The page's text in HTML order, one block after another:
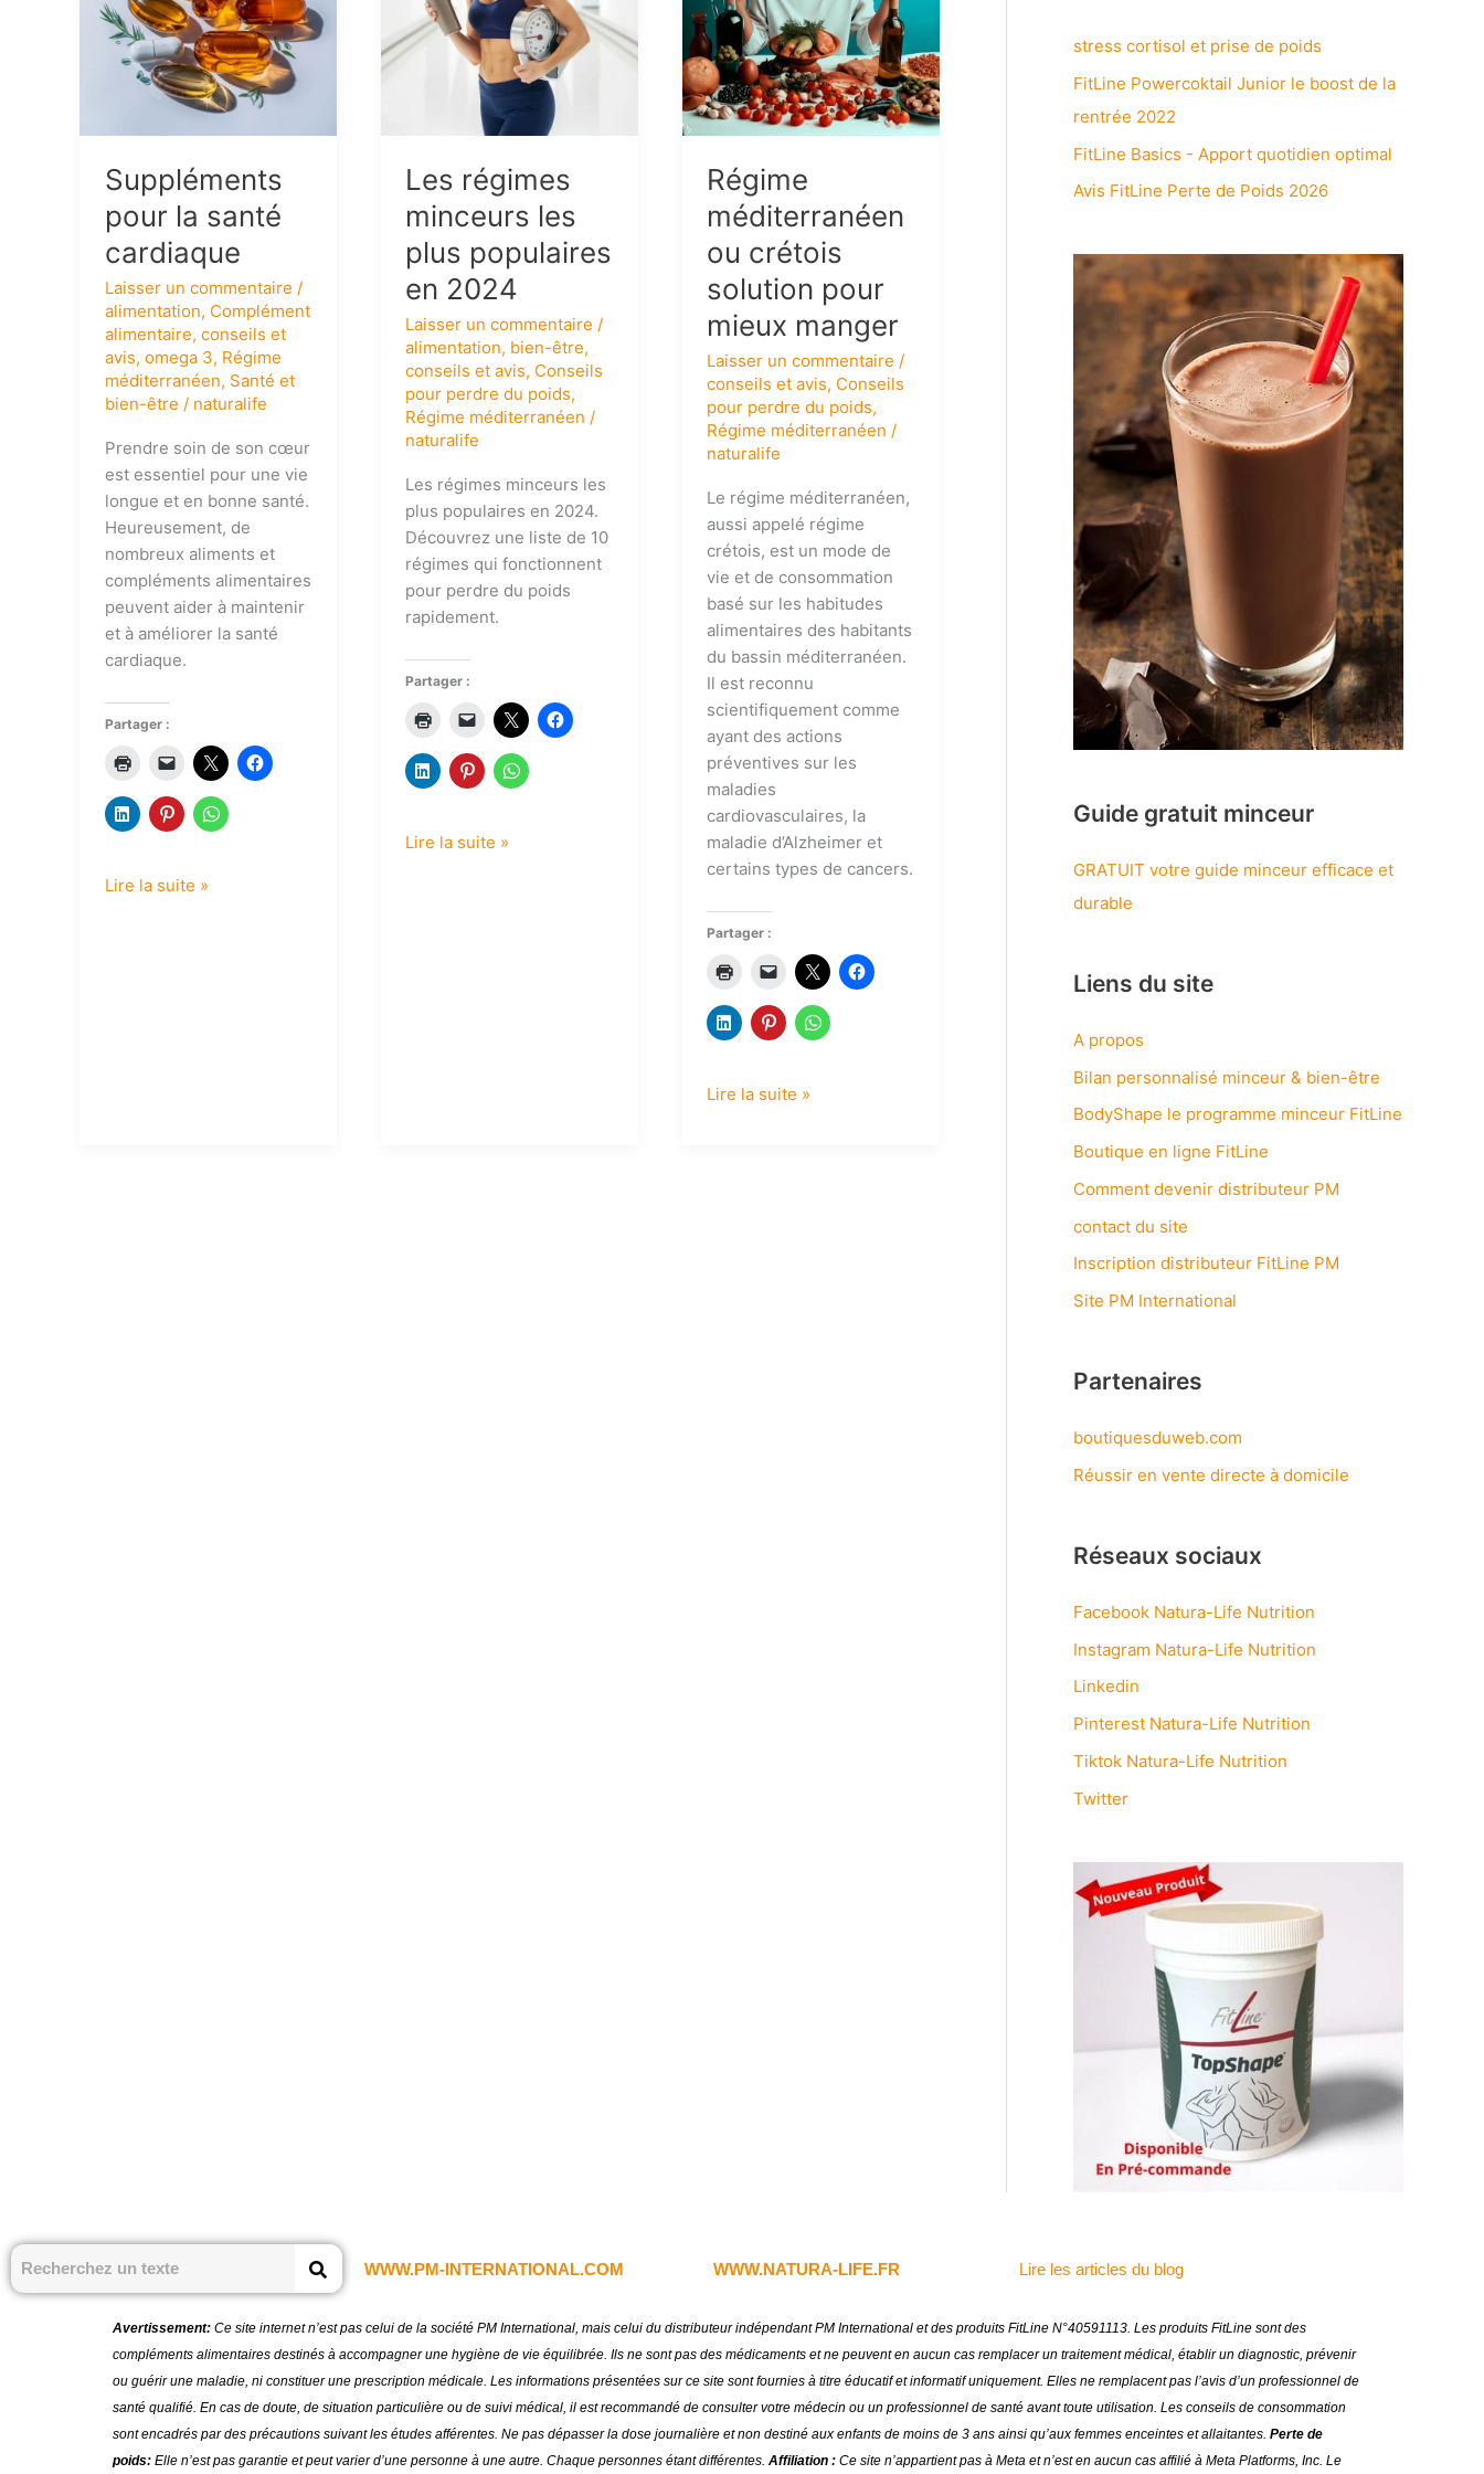
Suppléments
pour la santé
cardiaque
Laisser un commentaire /
alimentation, Complément
alimentaire, conseils et
avis, omega 3, Régime
méditerranéen, Santé et
bien-être / naturalife
Prendre soin de son cœur
est essentiel pour une vie
longue et en bonne santé.
Heureusement, de
nombreux aliments et
compléments alimentaires
peuvent aider à maintenir
et à améliorer la santé
cardiaque.
Partager :
Lire la suite »
Les régimes
minceurs les
plus populaires
en 2024
Laisser un commentaire /
alimentation, bien-être,
conseils et avis, Conseils
pour perdre du poids,
Régime méditerranéen /
naturalife
Les régimes minceurs les
plus populaires en 2024.
Découvrez une liste de 10
régimes qui fonctionnent
pour perdre du poids
rapidement.
Partager :
populaires
en
Lire la suite »
Régime
méditerranéen
ou crétois
solution pour
mieux manger
Laisser un commentaire /
conseils et avis, Conseils
pour perdre du poids,
Régime méditerranéen /
naturalife
Le régime méditerranéen,
aussi appelé régime
crétois, est un mode de
vie et de consommation
basé sur les habitudes
alimentaires des habitants
du bassin méditerranéen.
Il est reconnu
scientifiquement comme
ayant des actions
préventives sur les
maladies
cardiovasculaires, la
maladie d’Alzheimer et
certains types de cancers.
Partager :
pour
mieux
manger
Lire la suite »
stress cortisol et prise de poids
FitLine Powercoktail Junior le boost de la
rentrée 2022
FitLine Basics - Apport quotidien optimal
Avis FitLine Perte de Poids 2026
Guide gratuit minceur
GRATUIT votre guide minceur efficace et
durable
Liens du site
A propos
Bilan personnalisé minceur & bien-être
BodyShape le programme minceur FitLine
Boutique en ligne FitLine
Comment devenir distributeur PM
contact du site
Inscription distributeur FitLine PM
Site PM International
Partenaires
boutiquesduweb.com
Réussir en vente directe à domicile
Réseaux sociaux
Facebook Natura-Life Nutrition
Instagram Natura-Life Nutrition
Linkedin
Pinterest Natura-Life Nutrition
Tiktok Natura-Life Nutrition
Twitter
WWW.PM-INTERNATIONAL.COM WWW.NATURA-LIFE.FR Lire les articles du blog
Avertissement: Ce site internet n’est pas celui de la société PM International, mais celui du distributeur indépendant PM International et des produits FitLine N°40591113. Les produits FitLine sont des
compléments alimentaires destinés à accompagner une hygiène de vie équilibrée. Ils ne sont pas des médicaments et ne peuvent en aucun cas remplacer un traitement médical, établir un diagnostic, prévenir
ou guérir une maladie, ni constituer une prescription médicale. Les informations présentées sur ce site sont fournies à titre éducatif et informatif uniquement. Elles ne remplacent pas l’avis d’un professionnel de
santé qualifié. En cas de doute, de situation particulière ou de suivi médical, il est recommandé de consulter votre médecin ou un professionnel de santé avant toute utilisation. Les conseils de consommation
sont encadrés par des précautions suivant les études afférentes. Ne pas dépasser la dose journalière et non destiné aux enfants de moins de 3 ans ainsi qu’aux femmes enceintes et allaitantes. Perte de
poids: Elle n’est pas garantie et peut varier d’une personne à une autre. Chaque personnes étant différentes. Affiliation : Ce site n’appartient pas à Meta et n’est en aucun cas affilié à Meta Platforms, Inc. Le